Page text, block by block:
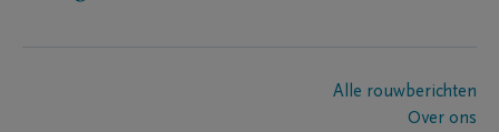
Alle rouwberichten
Over ons